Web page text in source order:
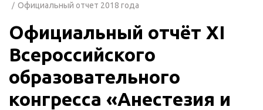
Официальный отчет 2018 года
Официальный отчёт XI
Всероссийского
образовательного
конгресса «Анестезия и